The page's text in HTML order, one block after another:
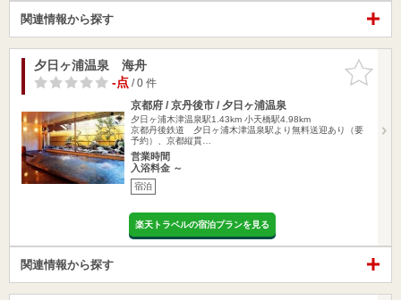
関連情報から探す
お気に入
りに追加
夕日ヶ浦温泉 海舟
-点/ 0 件
京都府 / 京丹後市 / 夕日ヶ浦温泉
夕日ヶ浦木津温泉駅1.43km 小天橋駅4.98km
京都丹後鉄道 夕日ヶ浦木津温泉駅より無料送迎あり（要
予約）、京都縦貫…
営業時間
入浴料金 ～
宿泊
楽天トラベルの宿泊プランを見る
関連情報から探す